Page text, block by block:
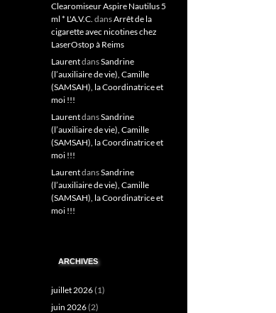
Clearomiseur Aspire Nautilus 5
ml * L'A.V.C. dansArrêt de la
cigarette avec nicotines chez
LaserOstop à Reims
LaurentdansSandrine
(l’auxiliaire de vie), Camille
(SAMSAH), la Coordinatrice et
moi !!!
LaurentdansSandrine
(l’auxiliaire de vie), Camille
(SAMSAH), la Coordinatrice et
moi !!!
LaurentdansSandrine
(l’auxiliaire de vie), Camille
(SAMSAH), la Coordinatrice et
moi !!!
ARCHIVES
juillet 2026(1)
juin 2026(2)